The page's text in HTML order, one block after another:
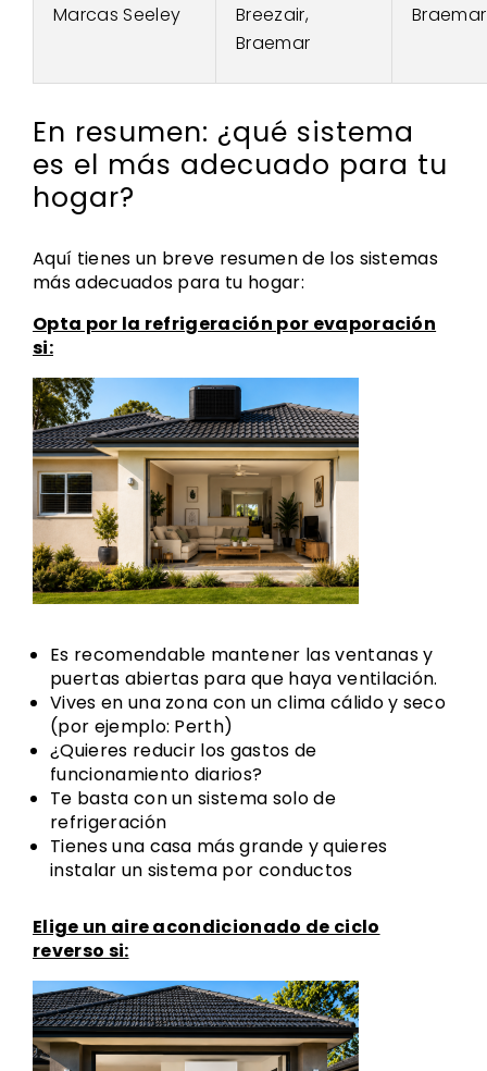
Marcas Seeley Breezair,
Braemar
Braemar
En resumen: ¿qué sistema
es el más adecuado para tu
hogar?
Aquí tienes un breve resumen de los sistemas
más adecuados para tu hogar:
Opta por la refrigeración por evaporación
si:
Es recomendable mantener las ventanas y
puertas abiertas para que haya ventilación.
Vives en una zona con un clima cálido y seco
(por ejemplo: Perth)
¿Quieres reducir los gastos de
funcionamiento diarios?
Te basta con un sistema solo de
refrigeración
Tienes una casa más grande y quieres
instalar un sistema por conductos
Elige un aire acondicionado de ciclo
reverso si: